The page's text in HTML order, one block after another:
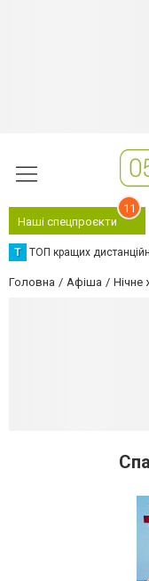
Наші спецпроєкти
11
Т ТОП кращих
Головна Афіша Нічне